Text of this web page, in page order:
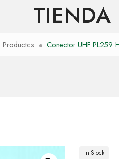
TIENDA
Productos Conector UHF PL259
In Stock